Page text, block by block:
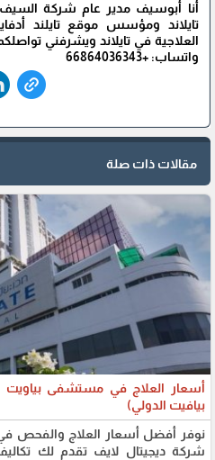
أنا أبوسيف مدير عام شركة
تايلاند ومؤسس موقع تايلند
العلاجية في تايلاند ويشرفني
واتساب: +66864036343
مقالات ذات صلة
بيافيت الدولي)
نوفر أفضل أسعار العلاج والفحص
شركة ديجيتال لايف تقدم لك